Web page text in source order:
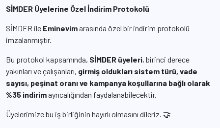
SİMDER Üyelerine Özel İndirim Protokolü
SİMDER ile Eminevimarasında özel bir indirim protokolü
imzalanmıştır.
Bu protokol kapsamında, SİMDER üyeleri, birinci derece
yakınları ve çalışanları, girmiş oldukları sistem türü, vade
sayısı, peşinat oranı ve kampanya koşullarına bağlı olarak
%35 indirimayrıcalığından faydalanabilecektir.
Üyelerimize bu iş birliğinin hayırlı olmasını dileriz. 🤝